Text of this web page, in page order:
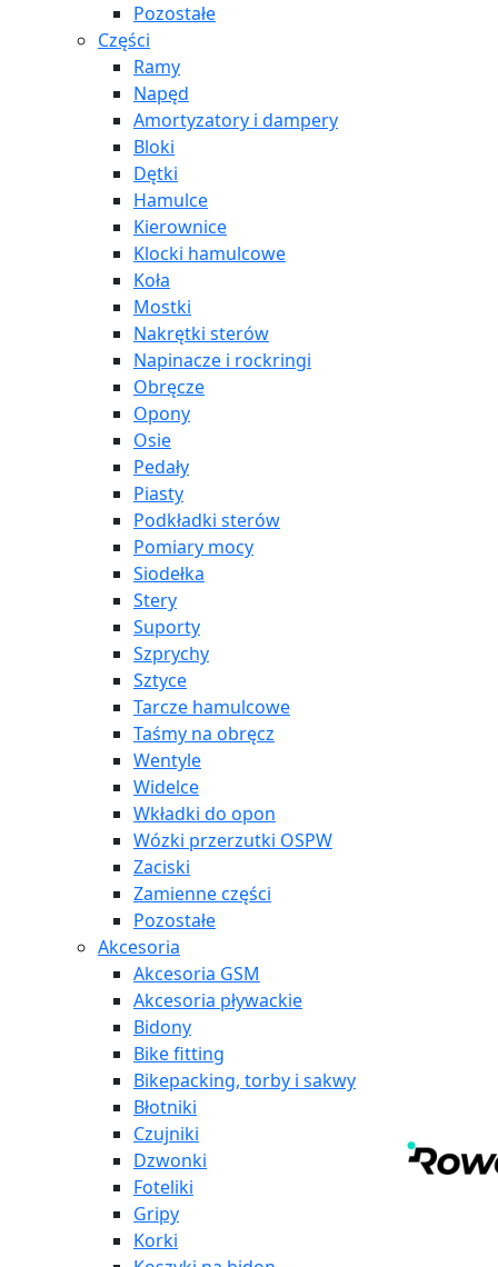
Pozostałe
Części
Ramy
Napęd
Amortyzatory i dampery
Bloki
Dętki
Hamulce
Kierownice
Klocki hamulcowe
Koła
Mostki
Nakrętki sterów
Napinacze i rockringi
Obręcze
Opony
Osie
Pedały
Piasty
Podkładki sterów
Pomiary mocy
Siodełka
Stery
Suporty
Szprychy
Sztyce
Tarcze hamulcowe
Taśmy na obręcz
Wentyle
Widelce
Wkładki do opon
Wózki przerzutki OSPW
Zaciski
Zamienne części
Pozostałe
Akcesoria
Akcesoria GSM
Akcesoria pływackie
Bidony
Bike fitting
Bikepacking, torby i sakwy
Błotniki
Czujniki
Dzwonki
Foteliki
Gripy
Korki